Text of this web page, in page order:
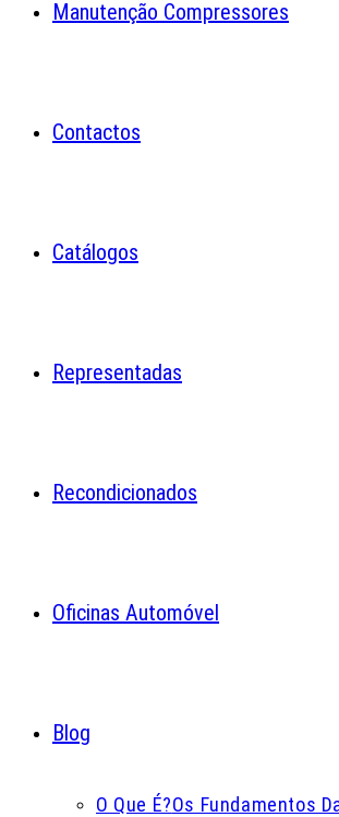
Manutenção Compressores
Contactos
Catálogos
Representadas
Recondicionados
Oficinas Automóvel
Blog
O Que É?Os Fundamentos